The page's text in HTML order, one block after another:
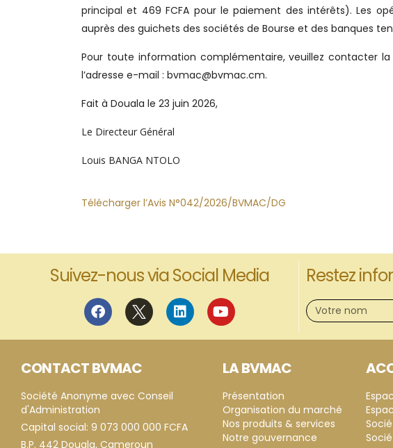
principal et 469 FCFA pour le paiement des intérêts). Les
auprès des guichets des sociétés de Bourse et des banques
Pour toute information complémentaire, veuillez contacter la
l’adresse e-mail : bvmac@bvmac.cm.
Fait à Douala le 23 juin 2026,
Le Directeur Général
Louis BANGA NTOLO
Télécharger l’Avis N°042/2026/BVMAC/DG
Suivez-nous via Social Media Restez
CONTACT BVMAC
Société Anonyme avec Conseil
d'Administration
Capital social: 9 073 000 000 FCFA
B.P. 442 Douala, Cameroun
LA BVMAC
Présentation
Organisation du marché
Nos produits & services
Notre gouvernance